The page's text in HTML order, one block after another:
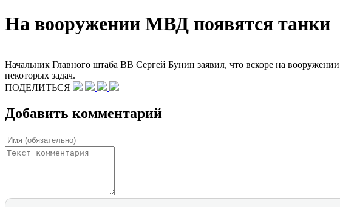
На вооружении МВД появятся танки
Начальник Главного штаба ВВ Сергей Бунин заявил, что вскоре на
некоторых задач.
ПОДЕЛИТЬСЯ
Добавить комментарий